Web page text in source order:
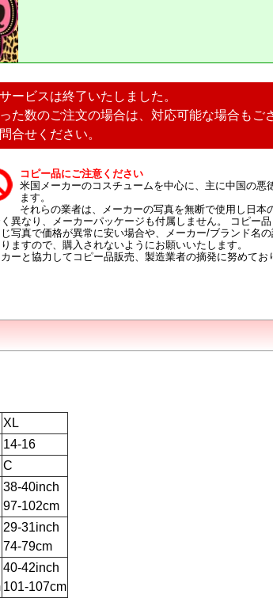
ービスは終了いたしました。
た数のご注文の場合は、対応可能な場合もご
合せください。
コピー品にご注意ください
米国メーカーのコスチュームを中心に、主に中国の
ます。
それらの業者は、メーカーの写真を無断で使用し日
異なり、メーカーパッケージも付属しません。 コピー
写真で価格が異常に安い場合や、メーカー/ブランド名
ますので、購入されないようにお願いいたします。
ーと協力してコピー品販売、製造業者の摘発に努めてお
XL
14-16
C
38-40inch
97-102cm
29-31inch
74-79cm
40-42inch
101-107cm